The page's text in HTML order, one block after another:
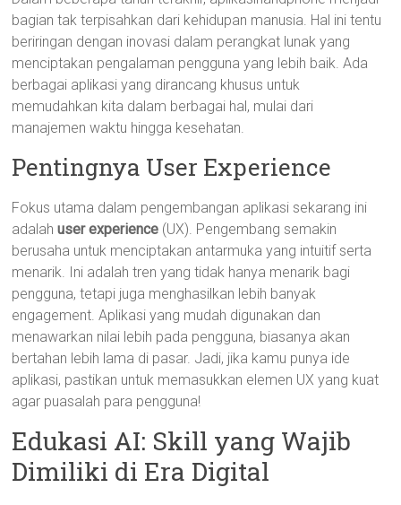
bagian tak terpisahkan dari kehidupan manusia. Hal ini tentu
beriringan dengan inovasi dalam perangkat lunak yang
menciptakan pengalaman pengguna yang lebih baik. Ada
berbagai aplikasi yang dirancang khusus untuk
memudahkan kita dalam berbagai hal, mulai dari
manajemen waktu hingga kesehatan.
Pentingnya User Experience
Fokus utama dalam pengembangan aplikasi sekarang ini
adalahuser experience (UX). Pengembang semakin
berusaha untuk menciptakan antarmuka yang intuitif serta
menarik. Ini adalah tren yang tidak hanya menarik bagi
pengguna, tetapi juga menghasilkan lebih banyak
engagement. Aplikasi yang mudah digunakan dan
menawarkan nilai lebih pada pengguna, biasanya akan
bertahan lebih lama di pasar. Jadi, jika kamu punya ide
aplikasi, pastikan untuk memasukkan elemen UX yang kuat
agar puasalah para pengguna!
Edukasi AI: Skill yang Wajib
Dimiliki di Era Digital